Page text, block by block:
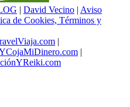
| David Vecino | Aviso
de Cookies, Términos y
|
|